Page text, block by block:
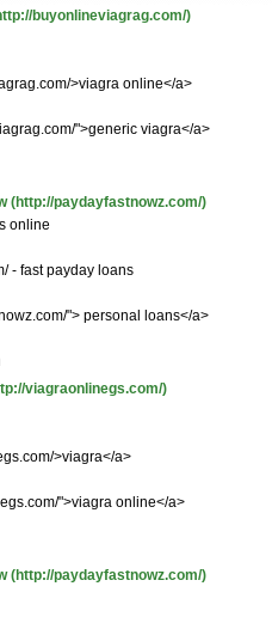
buyonlineviagrag.com/)
>viagra online</a>
">generic viagra</a>
(http://paydayfastnowz.com/)
online
- fast payday loans
"> personal loans</a>
viagraonlinegs.com/)
>viagra</a>
">viagra online</a>
(http://paydayfastnowz.com/)